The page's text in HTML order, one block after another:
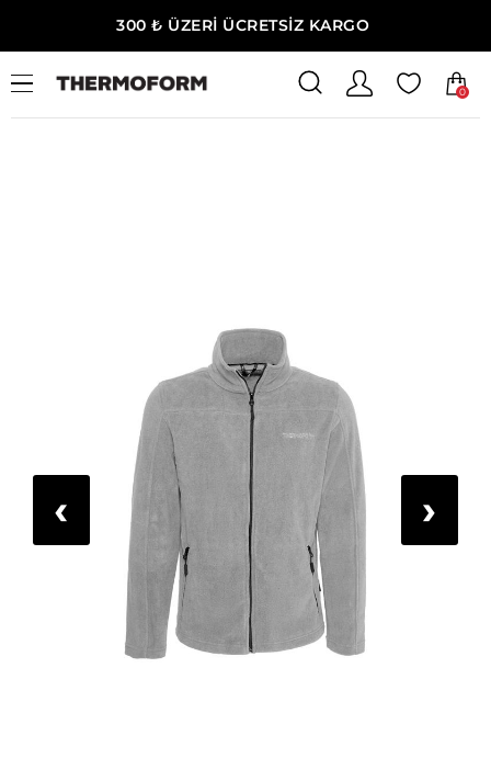
300 ₺ ÜZERİ ÜCRETSİZ KARGO
0
Ana Sayfa
‹ ›